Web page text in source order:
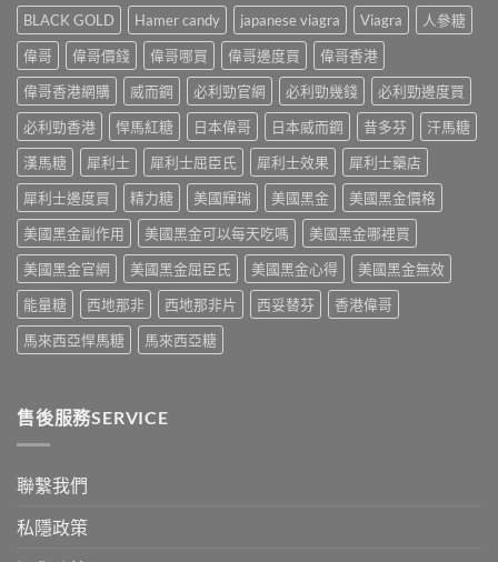
港
正
貨
購
買
指
南〉
中
網
購
渠
道
與
4
招
防
鑑
別
指
南〉
中
港
男
士
保
健
品
排
行
與
網
購
選
購
指
南〉
中
Levitra
香
港
價
格
全
攻
略：
房
與
網
購
正
貨
渠
比
較〉
BLACK GOLD Hamer candy japanese viagra Viagra
人參糖
偉哥
偉哥價錢 偉哥哪買 偉哥邊度買
偉哥香港
偉哥香港網購
威而鋼 必利勁官網 必利勁幾錢
必利勁邊度買
必利勁香港
悍馬紅糖 日本偉哥 日本威而鋼 昔多芬
汗馬糖
漢馬糖
犀利士 犀利士屈臣氏 犀利士效果
犀利士藥店
犀利士邊度買
精力糖 美國輝瑞 美國黑金
美國黑金價格
美國黑金副作用
美國黑金可以每天吃嗎
美國黑金哪裡買
美國黑金官網
美國黑金屈臣氏 美國黑金心得
美國黑金無效
能量糖
西地那非 西地那非片 西妥替芬
香港偉哥
馬來西亞悍馬糖
馬來西亞糖
售後服務SERVICE
聯繫我們
私隱政策